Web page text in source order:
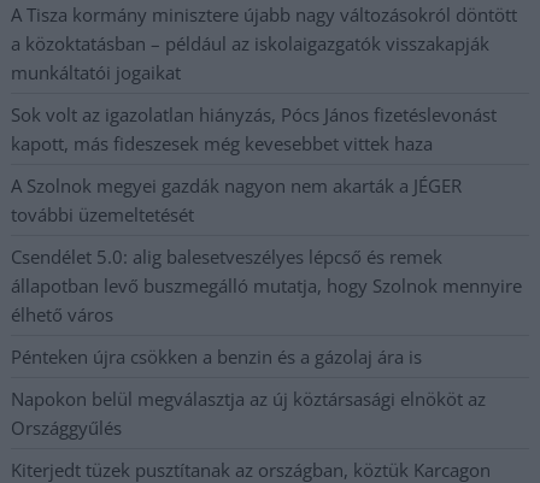
A Tisza kormány minisztere újabb nagy változásokról döntött
a közoktatásban – például az iskolaigazgatók visszakapják
munkáltatói jogaikat
Sok volt az igazolatlan hiányzás, Pócs János fizetéslevonást
kapott, más fideszesek még kevesebbet vittek haza
A Szolnok megyei gazdák nagyon nem akarták a JÉGER
további üzemeltetését
Csendélet 5.0: alig balesetveszélyes lépcső és remek
állapotban levő buszmegálló mutatja, hogy Szolnok mennyire
élhető város
Pénteken újra csökken a benzin és a gázolaj ára is
Napokon belül megválasztja az új köztársasági elnököt az
Országgyűlés
Kiterjedt tüzek pusztítanak az országban, köztük Karcagon